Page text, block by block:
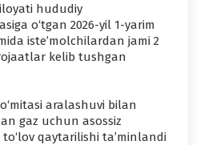
hududiy
o‘tgan 2026-yil 1-yarim
iste’molchilardan jami 2
kelib tushgan
aralashuvi bilan
gaz uchun asossiz
qaytarilishi ta’minlandi